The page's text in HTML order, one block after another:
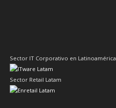
Sector IT Corporativo en Latinoamérica
Sector Retail Latam